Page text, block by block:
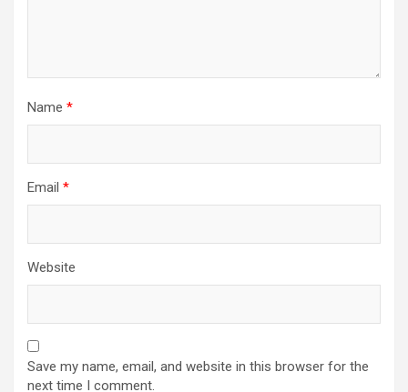
Name *
Email *
Website
Save my name, email, and website in this browser for the
next time I comment.